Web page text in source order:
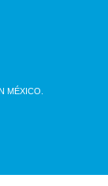
MÉXICO.